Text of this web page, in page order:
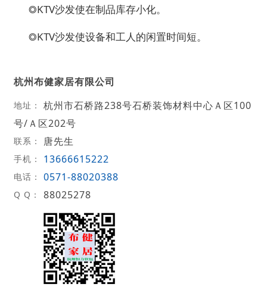
◎KTV沙发使在制品库存小化。
◎KTV沙发使设备和工人的闲置时间短。
杭州布健家居有限公司
地址：
杭州市石桥路238号石桥装饰材料中心Ａ区100
号/Ａ区202号
联系： 唐先生
手机： 13666615222
电话： 0571-88020388
Q Q： 88025278